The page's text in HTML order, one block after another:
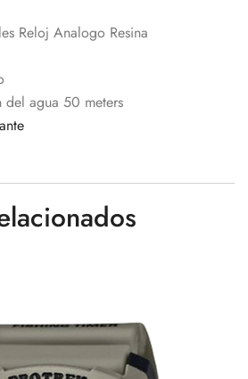
Reloj Analogo Resina
del agua 50 meters